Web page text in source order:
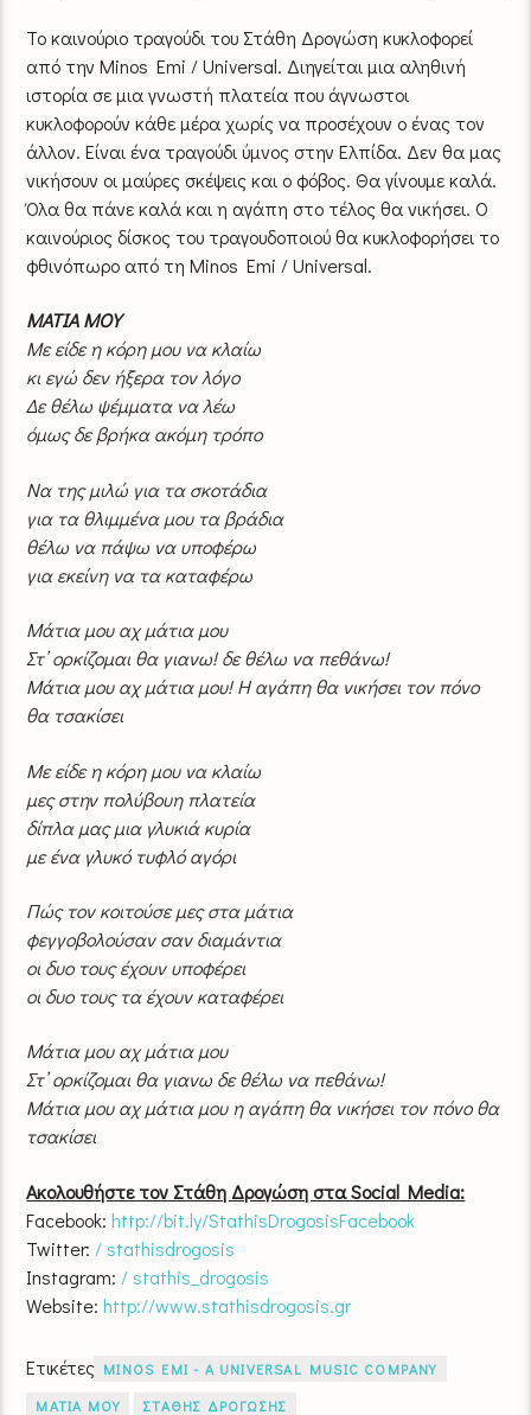
Το καινούριο τραγούδι του Στάθη Δρογώση κυκλοφορεί
από την Minos Emi / Universal. Διηγείται μια αληθινή
ιστορία σε μια γνωστή πλατεία που άγνωστοι
κυκλοφορούν κάθε μέρα χωρίς να προσέχουν ο ένας τον
άλλον. Είναι ένα τραγούδι ύμνος στην Ελπίδα. Δεν θα μας
νικήσουν οι μαύρες σκέψεις και ο φόβος. Θα γίνουμε καλά.
Όλα θα πάνε καλά και η αγάπη στο τέλος θα νικήσει. Ο
καινούριος δίσκος του τραγουδοποιού θα κυκλοφορήσει το
φθινόπωρο από τη Minos Emi / Universal.
ΜΑΤΙΑ ΜΟΥ
Με είδε η κόρη μου να κλαίω
κι εγώ δεν ήξερα τον λόγο
Δε θέλω ψέμματα να λέω
όμως δε βρήκα ακόμη τρόπο
Να της μιλώ για τα σκοτάδια
για τα θλιμμένα μου τα βράδια
θέλω να πάψω να υποφέρω
για εκείνη να τα καταφέρω
Μάτια μου αχ μάτια μου
Στ’ ορκίζομαι θα γιανω! δε θέλω να πεθάνω!
Μάτια μου αχ μάτια μου! Η αγάπη θα νικήσει τον πόνο
θα τσακίσει
Με είδε η κόρη μου να κλαίω
μες στην πολύβουη πλατεία
δίπλα μας μια γλυκιά κυρία
με ένα γλυκό τυφλό αγόρι
Πώς τον κοιτούσε μες στα μάτια
φεγγοβολούσαν σαν διαμάντια
οι δυο τους έχουν υποφέρει
οι δυο τους τα έχουν καταφέρει
Μάτια μου αχ μάτια μου
Στ’ ορκίζομαι θα γιανω δε θέλω να πεθάνω!
Μάτια μου αχ μάτια μου η αγάπη θα νικήσει τον πόνο θα
τσακίσει
Ακολουθήστε τον Στάθη Δρογώση στα Social Media:
Facebook:http://bit.ly/StathisDrogosisFacebook
Twitter: / stathisdrogosis
Instagram: / stathis_drogosis
Website:http://www.stathisdrogosis.gr
Ετικέτες MINOS EMI - A UNIVERSAL MUSIC COMPANY
ΜΑΤΙΑ ΜΟΥ
ΣΤΑΘΗΣ ΔΡΟΓΩΣΗΣ